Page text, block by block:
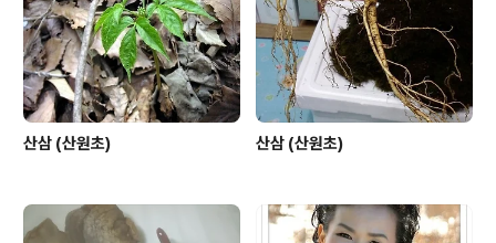
산삼 (산원초) 산삼 (산원초)